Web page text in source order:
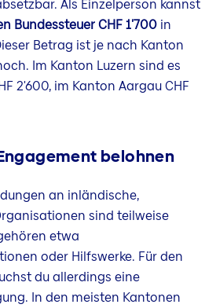
Als Einzelperson kannst
Bundessteuer CHF 1'700 in
Betrag ist je nach Kanton
Im Kanton Luzern sind es
2'600, im Kanton Aargau CHF
belohnen
an inländische,
sind teilweise
etwa
oder Hilfswerke. Für den
du allerdings eine
In den meisten Kantonen